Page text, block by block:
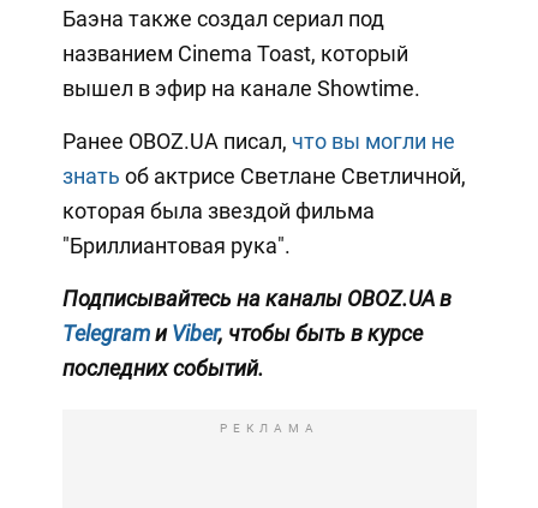
Баэна также создал сериал под
названием Cinema Toast, который
вышел в эфир на канале Showtime.
Ранее OBOZ.UA писал, что вы могли не
знать об актрисе Светлане Светличной,
которая была звездой фильма
"Бриллиантовая рука".
Подписывайтесь на каналы OBOZ.UA в
TelegramиViber, чтобы быть в курсе
последних событий.
РЕКЛАМА